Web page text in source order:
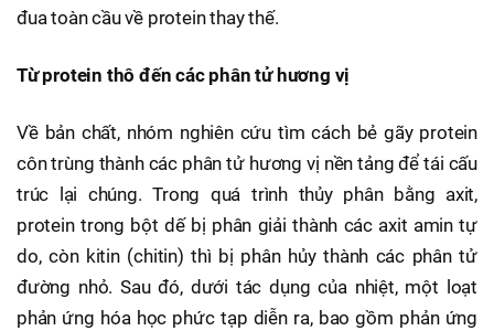
đua toàn cầu về protein thay thế.
Từ protein thô đến các phân tử hương vị
Về bản chất, nhóm nghiên cứu tìm cách bẻ gãy protein
côn trùng thành các phân tử hương vị nền tảng để tái cấu
trúc lại chúng. Trong quá trình thủy phân bằng axit,
protein trong bột dế bị phân giải thành các axit amin tự
do, còn kitin (chitin) thì bị phân hủy thành các phân tử
đường nhỏ. Sau đó, dưới tác dụng của nhiệt, một loạt
phản ứng hóa học phức tạp diễn ra, bao gồm phản ứng